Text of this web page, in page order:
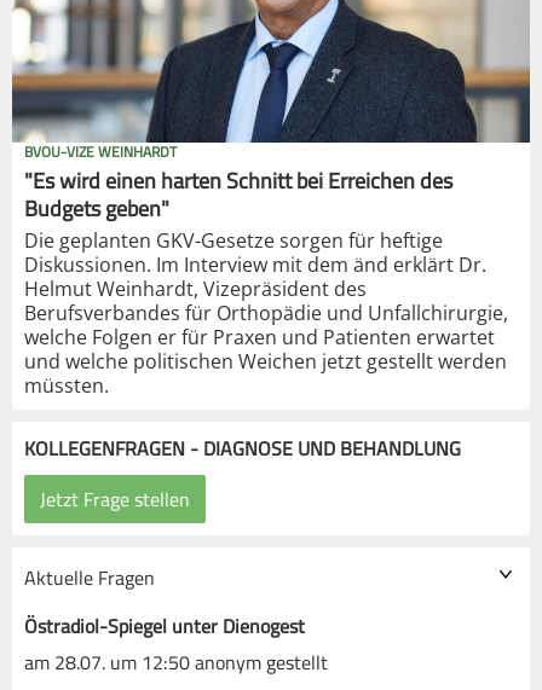
BVOU-VIZE WEINHARDT
"Es wird einen harten Schnitt bei Erreichen des
Budgets geben"
Die geplanten GKV-Gesetze sorgen für heftige
Diskussionen. Im Interview mit dem änd erklärt Dr.
Helmut Weinhardt, Vizepräsident des
Berufsverbandes für Orthopädie und Unfallchirurgie,
welche Folgen er für Praxen und Patienten erwartet
und welche politischen Weichen jetzt gestellt werden
müssten.
KOLLEGENFRAGEN - DIAGNOSE UND BEHANDLUNG
Aktuelle Fragen
Östradiol-Spiegel unter Dienogest
am 28.07. um 12:50 anonym gestellt